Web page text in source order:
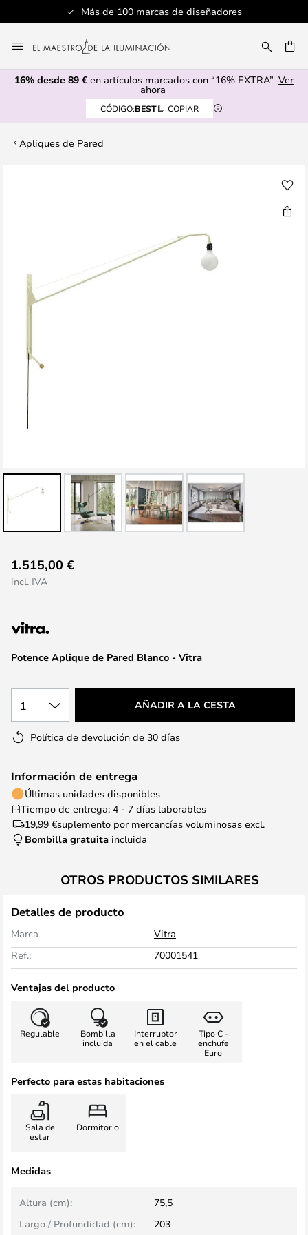
Más de 100 marcas de diseñadores
al
contenido
16% desde 89 € en artículos marcados con “16% EXTRA” Ver
ahora
CÓDIGO:BEST COPIAR
Apliques de Pared
imágenes
comienzo
galería
dePotence Aplique de Pared Blanco - Vitra
1.515,00 €
incl. IVA
1 AÑADIR A LA CESTA
Política de devolución de 30 días
Información de entrega
Últimas unidades disponibles
Tiempo de entrega: 4 - 7 días laborables
19,99 €suplemento por mercancías voluminosas excl.
Bombilla gratuita incluida
OTROS PRODUCTOS SIMILARES
Detalles de producto
Marca
Vitra
Ref.:
70001541
Ventajas del producto
Regulable
Bombilla
incluida
Interruptor
en el cable
Tipo C -
enchufe
Euro
Perfecto para estas habitaciones
Sala de
estar
Dormitorio
Medidas
Altura (cm):
75,5
Largo / Profundidad (cm):
203